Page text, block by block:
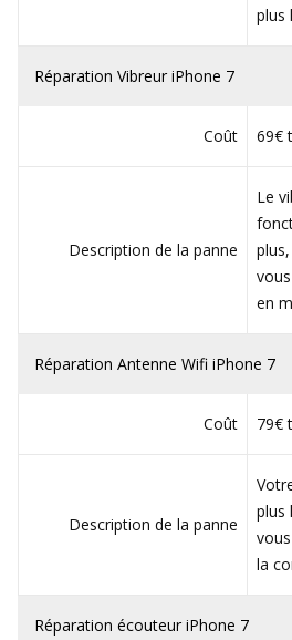
plus
Réparation Vibreur iPhone 7
Coût 69€
Description de la panne
Le
en
Réparation Antenne Wifi iPhone 7
Coût 79€
Description de la panne
plus
la
Réparation écouteur iPhone 7